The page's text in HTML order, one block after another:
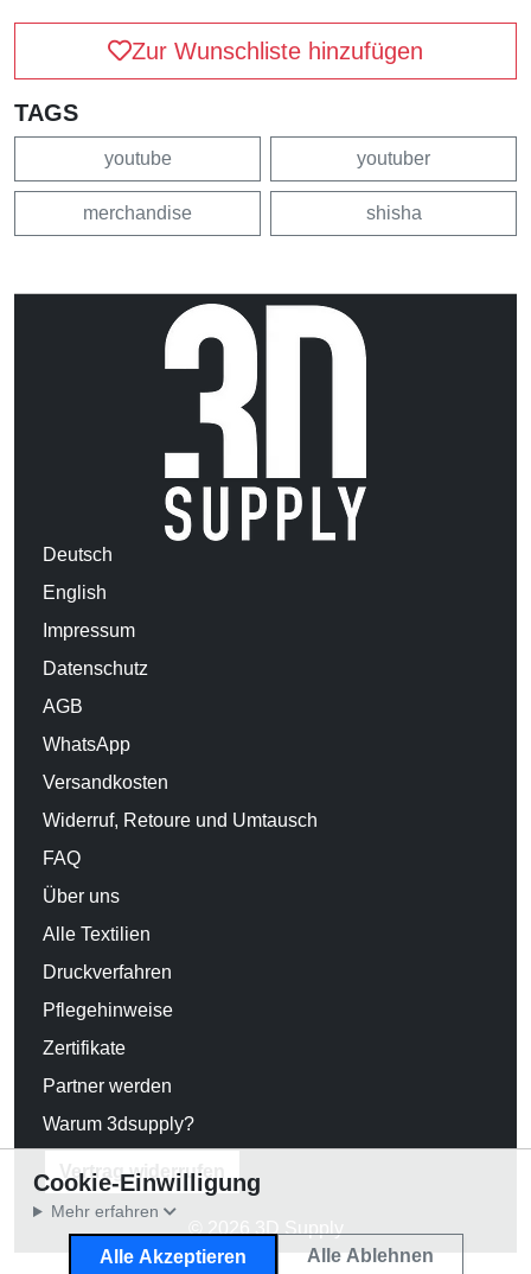
Zur Wunschliste hinzufügen
TAGS
youtube youtuber
merchandise shisha
Deutsch
English
Impressum
Datenschutz
AGB
WhatsApp
Versandkosten
Widerruf, Retoure und Umtausch
FAQ
Über uns
Alle Textilien
Druckverfahren
Pflegehinweise
Zertifikate
Partner werden
Warum 3dsupply?
Vertrag widerrufen
© 2026 3D Supply
Cookie-Einwilligung
Mehr erfahren
Alle Akzeptieren Alle Ablehnen